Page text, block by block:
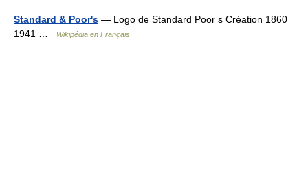
Standard & Poor's — Logo de Standard Poor s Création 1860
1941 …
Wikipédia en Français